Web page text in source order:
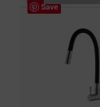
Save